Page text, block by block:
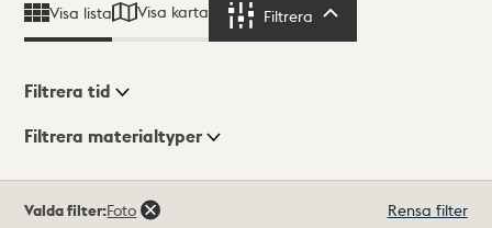
Visa lista Visa karta Filtrera
Visningsläge
Filtrera tid
Filtrera materialtyper
träffar
Valda filter:Foto Rensa filter